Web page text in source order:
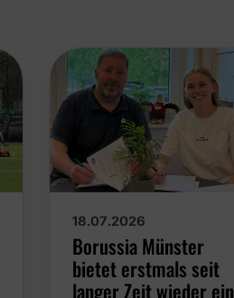
18.07.2026
Borussia Münster
bietet erstmals seit
langer Zeit wieder ein